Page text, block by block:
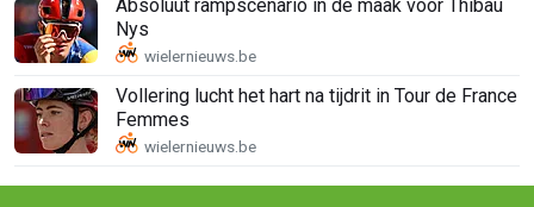
Absoluut rampscenario in de maak voor Thibau
Nys
Vollering lucht het hart na tijdrit in Tour de France
Femmes